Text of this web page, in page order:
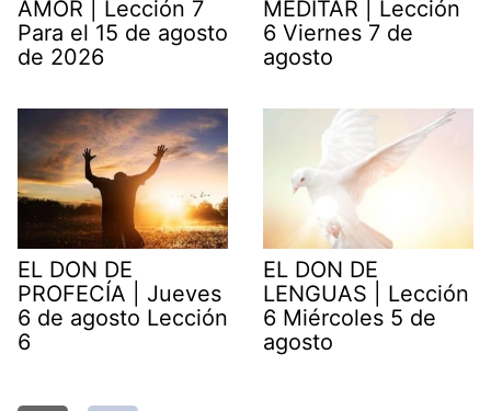
AMOR | Lección 7
Para el 15 de agosto
de 2026
MEDITAR | Lección
6 Viernes 7 de
agosto
EL DON DE
PROFECÍA | Jueves
6 de agosto Lección
6
EL DON DE
LENGUAS | Lección
6 Miércoles 5 de
agosto